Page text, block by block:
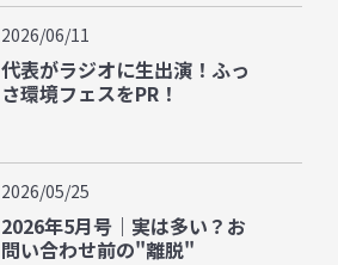
2026/06/11
代表がラジオに生出演！ふっ
さ環境フェスをPR！
2026/05/25
2026年5月号｜実は多い？お
問い合わせ前の"離脱"